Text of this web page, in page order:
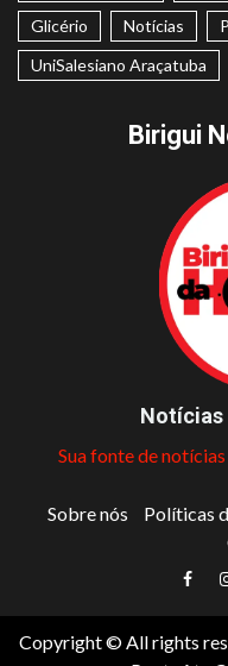
Glicério
Notícias
UniSalesiano Araçatuba
Birigui
Notícias
Sua fonte de
Sobre nós Políticas
Copyright © All rights